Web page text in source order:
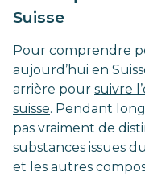
Suisse
Pour comprendre
aujourd’hui en
arrière pour suivre
suisse. Pendant
pas vraiment de
substances issues
et les autres